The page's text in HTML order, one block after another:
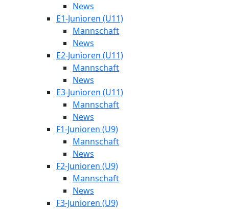
News
E1-Junioren (U11)
Mannschaft
News
E2-Junioren (U11)
Mannschaft
News
E3-Junioren (U11)
Mannschaft
News
F1-Junioren (U9)
Mannschaft
News
F2-Junioren (U9)
Mannschaft
News
F3-Junioren (U9)